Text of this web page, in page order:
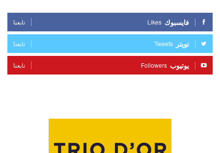
فايسبوك Likes تابعنا
تويتر Tweets تابعنا
يوتيوب Followers تابعنا